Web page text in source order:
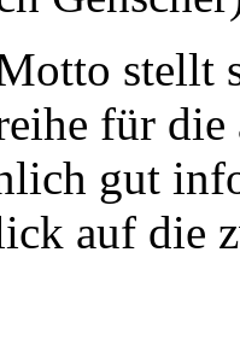
stellt
für die
gut
auf die